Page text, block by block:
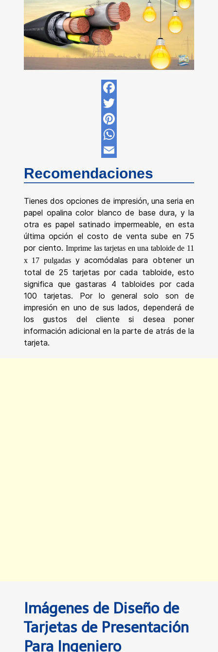
Facebook
Twitter
Pinterest
WhatsApp
Email
Recomendaciones
Tienes dos opciones de impresión, una seria en
papel opalina color blanco de base dura, y la
otra es papel satinado impermeable, en esta
última opción el costo de venta sube en 75
por ciento.Imprime las tarjetas en una tabloide de 11
x 17 pulgadasy acomódalas para obtener un
total de 25 tarjetas por cada tabloide, esto
significa que gastaras 4 tabloides por cada
100 tarjetas. Por lo general solo son de
impresión en uno de sus lados, dependerá de
los gustos del cliente si desea poner
información adicional en la parte de atrás de la
tarjeta.
Imágenes de Diseño de
Tarjetas de Presentación
Para Ingeniero